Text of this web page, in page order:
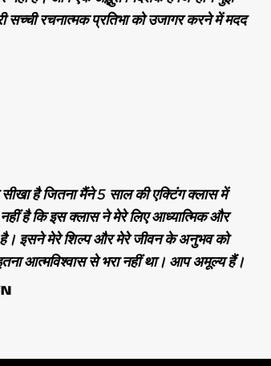
सच्ची रचनात्मक प्रतिभा को उजागर करने में मदद
है जितना मैंने 5 साल की एक्टिंग क्लास में
है कि इस क्लास ने मेरे लिए आध्यात्मिक और
है। इसने मेरे शिल्प और मेरे जीवन के अनुभव को
आत्मविश्वास से भरा नहीं था। आप अमूल्य हैं।